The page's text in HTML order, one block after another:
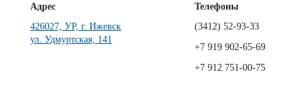
Адрес
426027, УР, г. Ижевск
ул. Удмуртская, 141
Телефоны
(3412) 52-93-33
+7 919 902-65-69
+7 912 751-00-75